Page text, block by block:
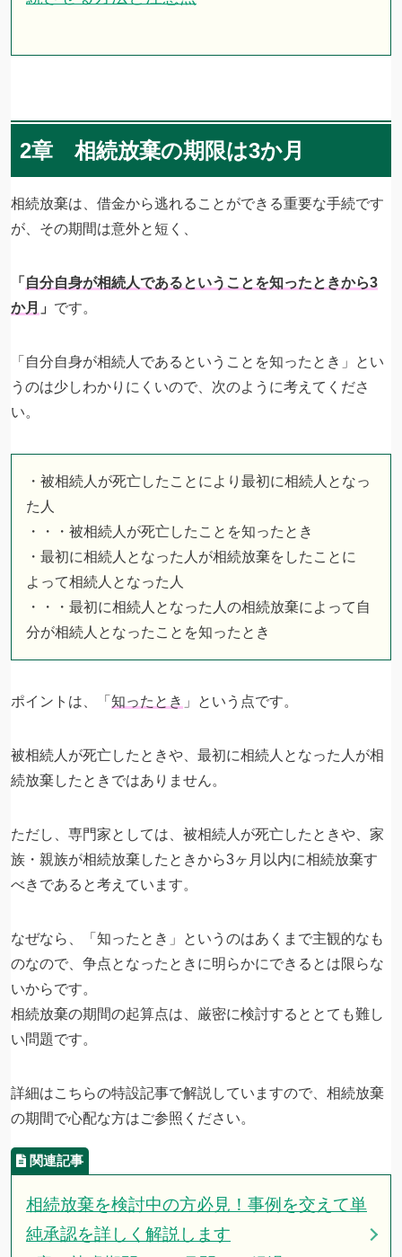
2章 相続放棄の期限は3か月
相続放棄は、借金から逃れることができる重要な手続です
が、その期間は意外と短く、
「 自分自身が相続人であるということを知ったときから3
か月 」 です。
「自分自身が相続人であるということを知ったとき」とい
うのは少しわかりにくいので、次のように考えてくださ
い。
・被相続人が死亡したことにより最初に相続人となっ
た人
・・・被相続人が死亡したことを知ったとき
・最初に相続人となった人が相続放棄をしたことに
よって相続人となった人
・・・最初に相続人となった人の相続放棄によって自
分が相続人となったことを知ったとき
ポイントは、「 知ったとき 」という点です。
被相続人が死亡したときや、最初に相続人となった人が相
続放棄したときではありません。
ただし、専門家としては、被相続人が死亡したときや、家
族・親族が相続放棄したときから3ヶ月以内に相続放棄す
べきであると考えています。
なぜなら、「知ったとき」というのはあくまで主観的なも
のなので、争点となったときに明らかにできるとは限らな
いからです。
相続放棄の期間の起算点は、厳密に検討するととても難し
い問題です。
詳細はこちらの特設記事で解説していますので、相続放棄
の期間で心配な方はご参照ください。
相続放棄を検討中の方必見！事例を交えて単
純承認を詳しく解説します